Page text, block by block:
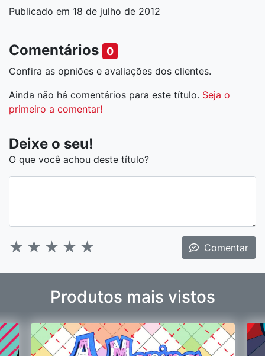
Publicado em 18 de julho de 2012
Comentários 0
Confira as opniões e avaliações dos clientes.
Ainda não há comentários para este título. Seja o
primeiro a comentar!
Deixe o seu!
O que você achou deste título?
★ ★ ★ ★ ★ Comentar
Produtos mais vistos